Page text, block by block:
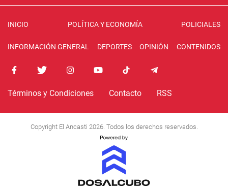
INICIO POLÍTICA Y ECONOMÍA POLICIALES
INFORMACIÓN GENERAL DEPORTES OPINIÓN CONTENIDOS
Términos y Condiciones Contacto RSS
Copyright El Ancasti 2026. Todos los derechos reservados.